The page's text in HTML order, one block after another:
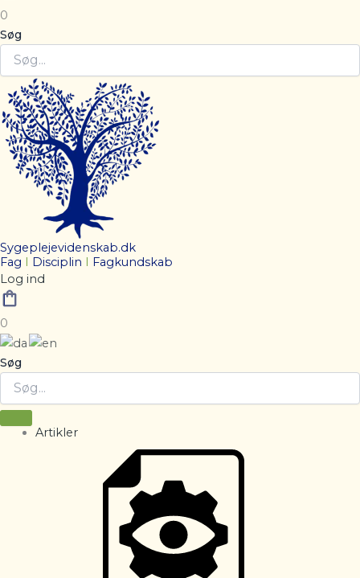
0
Søg
Sygeplejevidenskab.dk
Fag I Disciplin I Fagkundskab
Log ind
0
Søg
Artikler